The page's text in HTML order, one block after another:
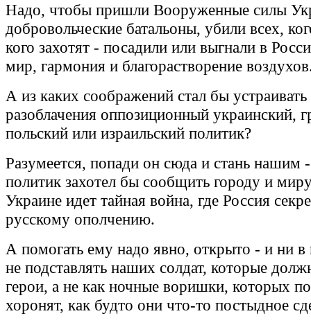
Надо, чтобы пришли Вооруженные силы
добровольческие батальоны, убили всех,
кого захотят - посадили или выгнали в
мир, гармония и благорастворение
А из каких соображений стал бы устраивать
разоблачения оппозиционный украинский,
польский или израильский политик?
Разумеется, попади он сюда и стань нашим
политик захотел бы сообщить городу и
Украине идет тайная война, где Россия
русскому ополчению.
А помогать ему надо явно, открыто - и ни в
не подставлять наших солдат, которые
герои, а не как ночные воришки, которых
хоронят, как будто они что-то постыдное